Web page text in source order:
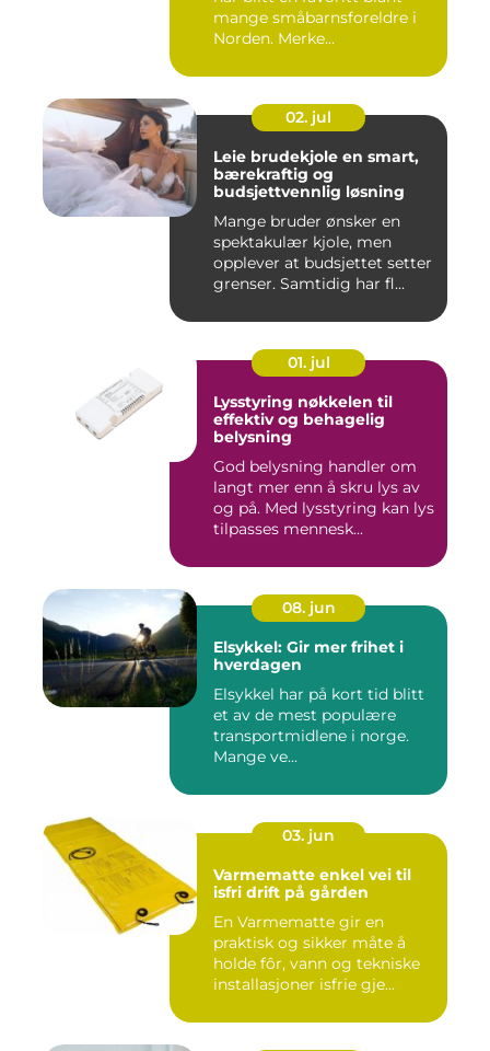
mange småbarnsforeldre i
Norden. Merke...
02. jul
Leie brudekjole en smart,
bærekraftig og
budsjettvennlig løsning
Mange bruder ønsker en
spektakulær kjole, men
opplever at budsjettet setter
grenser. Samtidig har fl...
01. jul
Lysstyring nøkkelen til
effektiv og behagelig
belysning
God belysning handler om
langt mer enn å skru lys av
og på. Med lysstyring kan lys
tilpasses mennesk...
08. jun
Elsykkel: Gir mer frihet i
hverdagen
Elsykkel har på kort tid blitt
et av de mest populære
transportmidlene i norge.
Mange ve...
03. jun
Varmematte enkel vei til
isfri drift på gården
En Varmematte gir en
praktisk og sikker måte å
holde fôr, vann og tekniske
installasjoner isfrie gje...